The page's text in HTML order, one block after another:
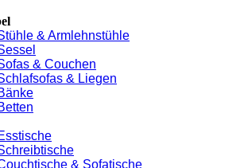
& Armlehnstühle
& Couchen
& Liegen
& Sofatische